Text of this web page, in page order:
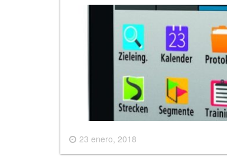
23 enero, 2018